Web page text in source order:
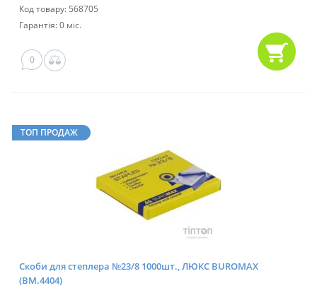
Код товару: 568705
Гарантія: 0 міс.
0
ТОП ПРОДАЖ
Скоби для степлера №23/8 1000шт., ЛЮКС BUROMAX
(BM.4404)